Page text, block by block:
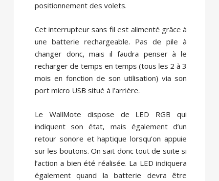
positionnement des volets.
Cet interrupteur sans fil est alimenté grâce à
une batterie rechargeable. Pas de pile à
changer donc, mais il faudra penser à le
recharger de temps en temps (tous les 2 à 3
mois en fonction de son utilisation) via son
port micro USB situé à l’arrière.
Le WallMote dispose de LED RGB qui
indiquent son état, mais également d’un
retour sonore et haptique lorsqu’on appuie
sur les boutons. On sait donc tout de suite si
l’action a bien été réalisée. La LED indiquera
également quand la batterie devra être